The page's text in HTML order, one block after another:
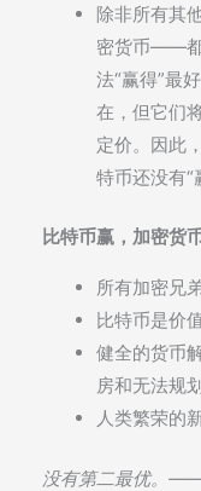
除非所有其
密货币——都
法“赢得”最
在，但它们
定价。因此
特币还没有“
比特币赢，加密货
所有加密兄
比特币是价
健全的货币
房和无法规
人类繁荣的
没有第二最优。